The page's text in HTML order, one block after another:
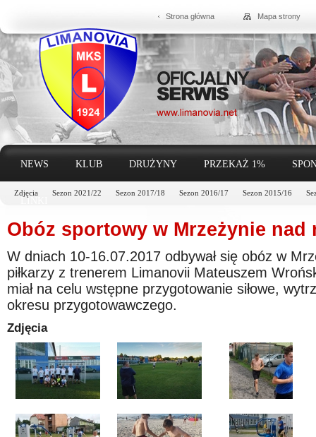
Strona główna Mapa strony
NEWS KLUB DRUŻYNY PRZEKAŻ 1%
Zdjęcia Sezon 2021/22 Sezon 2017/18 Sezon 2016/17 Sezon 2015/16
LINKI
Obóz sportowy w Mrzeżynie nad
W dniach 10-16.07.2017 odbywał się obóz w
piłkarzy z trenerem Limanovii Mateuszem
miał na celu wstępne przygotowanie siłowe,
okresu przygotowawczego.
Zdjęcia